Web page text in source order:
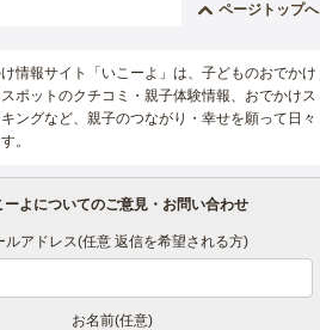
ページトップへ
情報サイト「いこーよ」は、子どものおでかけ
ポットのクチコミ・親子体験情報、おでかけス
ングなど、親子のつながり・幸せを願って日々
。
ーよについてのご意見・お問い合わせ
ルアドレス(任意 返信を希望される方)
お名前(任意)